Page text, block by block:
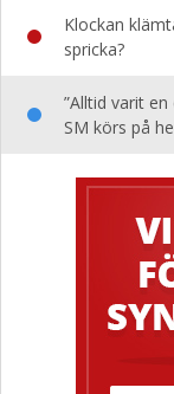
Klockan
spricka?
”Alltid varit
SM körs på